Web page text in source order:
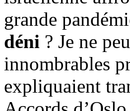
grande
déni ? Je ne
innombrables
expliquaient